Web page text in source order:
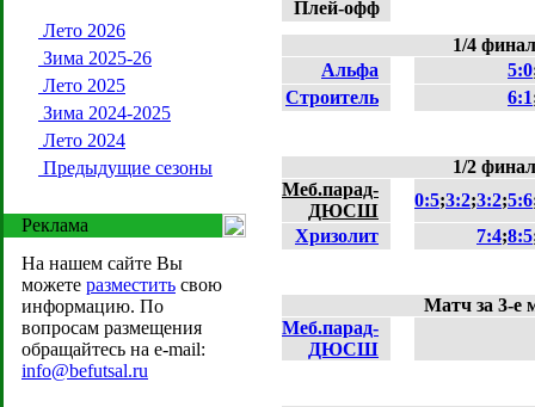
Лето 2026
Зима 2025-26
Лето 2025
Зима 2024-2025
Лето 2024
Предыдущие сезоны
Реклама
На нашем сайте Вы
можете разместить свою
информацию. По
вопросам размещения
обращайтесь на e-mail:
info@befutsal.ru
Плей-офф
1/4
Альфа
5:0
Строитель
6:1
1/2
Меб.парад-
ДЮСШ
0:5;3:2;3:2;5:6
Хризолит
7:4;8:5
Матч за 3-е
Меб.парад-
ДЮСШ